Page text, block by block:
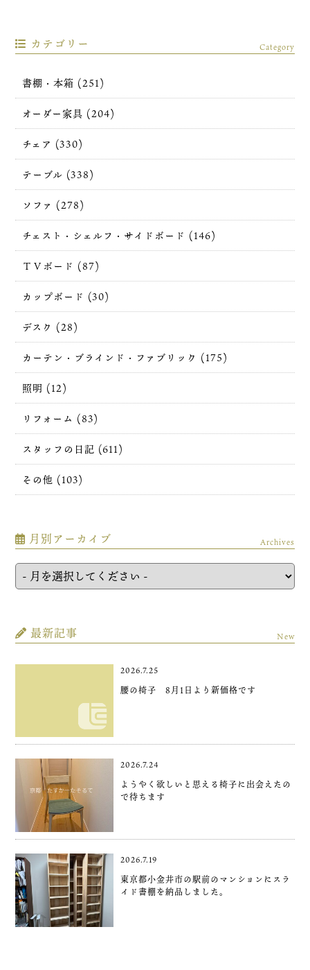
カテゴリー Category
書棚・本箱 (251)
オーダー家具 (204)
チェア (330)
テーブル (338)
ソファ (278)
チェスト・シェルフ・サイドボード (146)
ＴＶボード (87)
カップボード (30)
デスク (28)
カーテン・ブラインド・ファブリック (175)
照明 (12)
リフォーム (83)
スタッフの日記 (611)
その他 (103)
月別アーカイブ Archives
最新記事 New
2026.7.25
腰の椅子 8月1日より新価格です
2026.7.24
ようやく欲しいと思える椅子に出会えたの
で待ちます
2026.7.19
東京都小金井市の駅前のマンションにスラ
イド書棚を納品しました。